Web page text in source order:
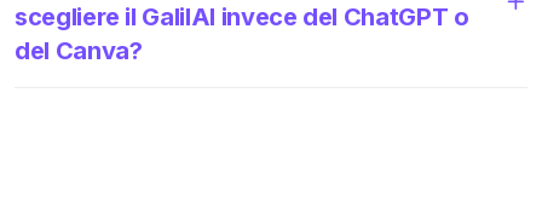
scegliere il GalilAI invece del ChatGPT o
del Canva?